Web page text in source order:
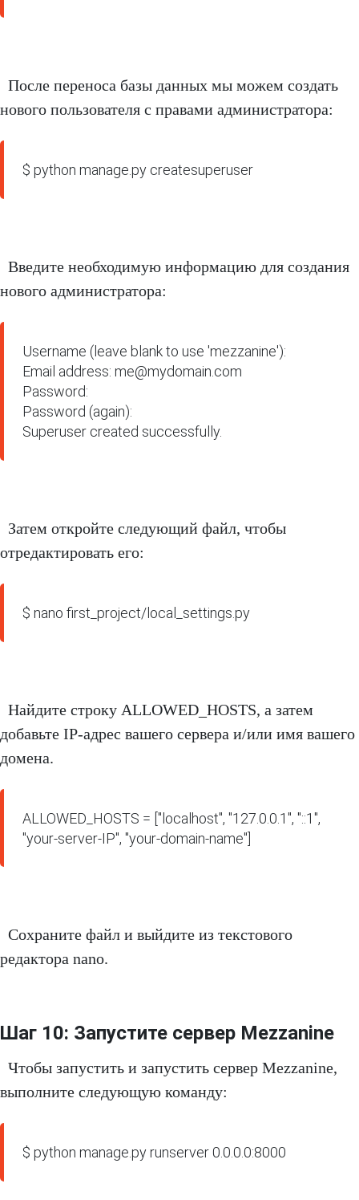
После переноса базы данных мы можем создать
нового пользователя с правами администратора:
$ python manage.py createsuperuser
Введите необходимую информацию для создания
нового администратора:
Username (leave blank to use 'mezzanine'):
Email address: me@mydomain.com
Password:
Password (again):
Superuser created successfully.
Затем откройте следующий файл, чтобы
отредактировать его:
$ nano first_project/local_settings.py
Найдите строку ALLOWED_HOSTS, а затем
добавьте IP-адрес вашего сервера и/или имя вашего
домена.
ALLOWED_HOSTS = ["localhost", "127.0.0.1", "::1",
"your-server-IP", "your-domain-name"]
Сохраните файл и выйдите из текстового
редактора nano.
Шаг 10: Запустите сервер Mezzanine
Чтобы запустить и запустить сервер Mezzanine,
выполните следующую команду:
$ python manage.py runserver 0.0.0.0:8000